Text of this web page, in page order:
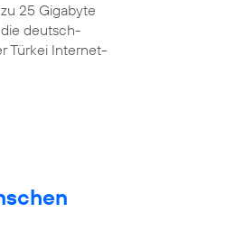
25 Gigabyte
deutsch-
Türkei Internet-